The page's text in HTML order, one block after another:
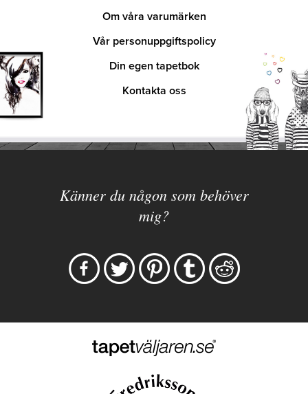
Om våra varumärken
Vår personuppgiftspolicy
Din egen tapetbok
Kontakta oss
Känner du någon som behöver
mig?